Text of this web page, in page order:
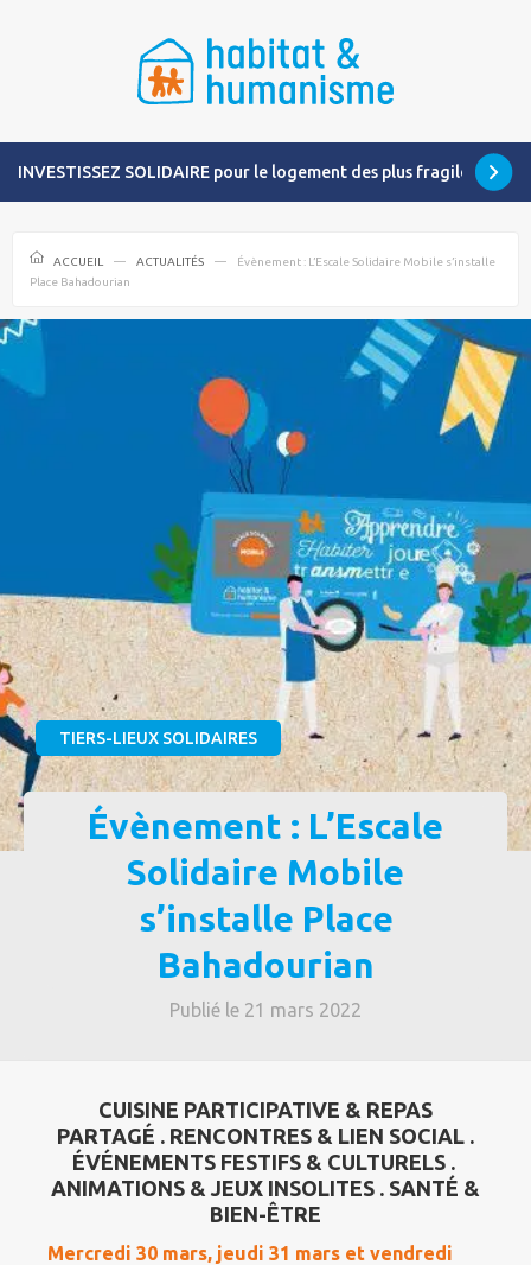
INVESTISSEZ SOLIDAIRE pour le logement des plus fragiles
ACCUEIL ACTUALITÉS
Évènement : L’Escale Solidaire Mobile s’installe
Place Bahadourian
TIERS-LIEUX SOLIDAIRES
Évènement : L’Escale
Solidaire Mobile
s’installe Place
Bahadourian
Publié le 21 mars 2022
CUISINE PARTICIPATIVE & REPAS
PARTAGÉ . RENCONTRES & LIEN SOCIAL .
ÉVÉNEMENTS FESTIFS & CULTURELS .
ANIMATIONS & JEUX INSOLITES . SANTÉ &
BIEN-ÊTRE
Mercredi 30 mars, jeudi 31 mars et vendredi